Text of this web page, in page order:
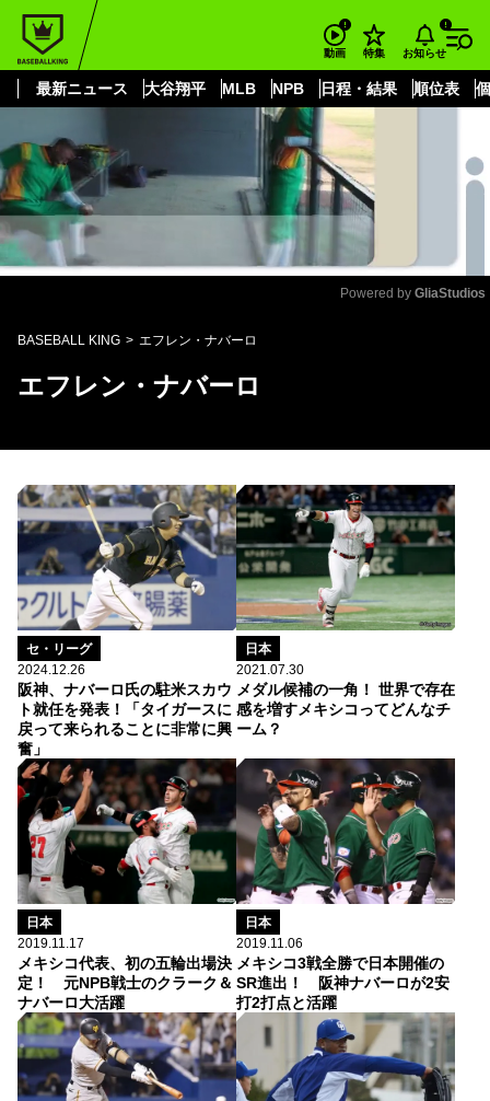
動画 特集 お知らせ
最新ニュース 大谷翔平 MLB NPB 日程・結果 順位表
もっと見る
Powered by GliaStudios
BASEBALL KING エフレン・ナバーロ
エフレン・ナバーロ
セ・リーグ
2024.12.26
阪神、ナバーロ氏の駐米スカウ
ト就任を発表！「タイガースに
戻って来られることに非常に興
奮」
日本
2021.07.30
メダル候補の一角！ 世界で存在
感を増すメキシコってどんなチ
ーム？
日本
2019.11.17
メキシコ代表、初の五輪出場決
定！ 元NPB戦士のクラーク＆
ナバーロ大活躍
日本
2019.11.06
メキシコ3戦全勝で日本開催の
SR進出！ 阪神ナバーロが2安
打2打点と活躍